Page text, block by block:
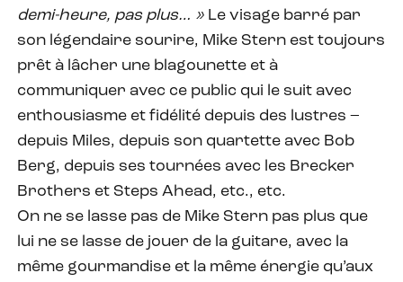
demi-heure, pas plus… » Le visage barré par
son légendaire sourire, Mike Stern est toujours
prêt à lâcher une blagounette et à
communiquer avec ce public qui le suit avec
enthousiasme et fidélité depuis des lustres –
depuis Miles, depuis son quartette avec Bob
Berg, depuis ses tournées avec les Brecker
Brothers et Steps Ahead, etc., etc.
On ne se lasse pas de Mike Stern pas plus que
lui ne se lasse de jouer de la guitare, avec la
même gourmandise et la même énergie qu’aux